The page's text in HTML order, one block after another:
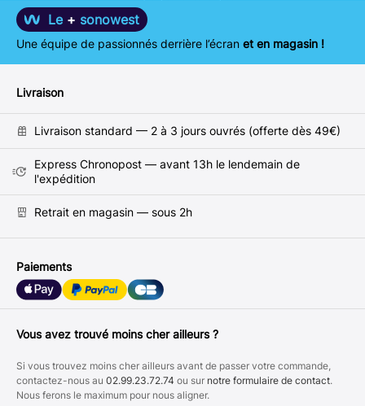
Le + sonowest
Une équipe de passionnés derrière l’écran et en magasin !
Livraison
Livraison standard — 2 à 3 jours ouvrés (offerte dès 49€)
Express Chronopost — avant 13h le lendemain de
l'expédition
Retrait en magasin — sous 2h
Paiements
Vous avez trouvé moins cher ailleurs ?
Si vous trouvez moins cher ailleurs avant de passer votre commande,
contactez-nous au 02.99.23.72.74 ou sur notre formulaire de contact.
Nous ferons le maximum pour nous aligner.